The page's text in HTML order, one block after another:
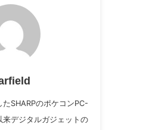
SHARPのポケコンPC-
来デジタルガジェットの